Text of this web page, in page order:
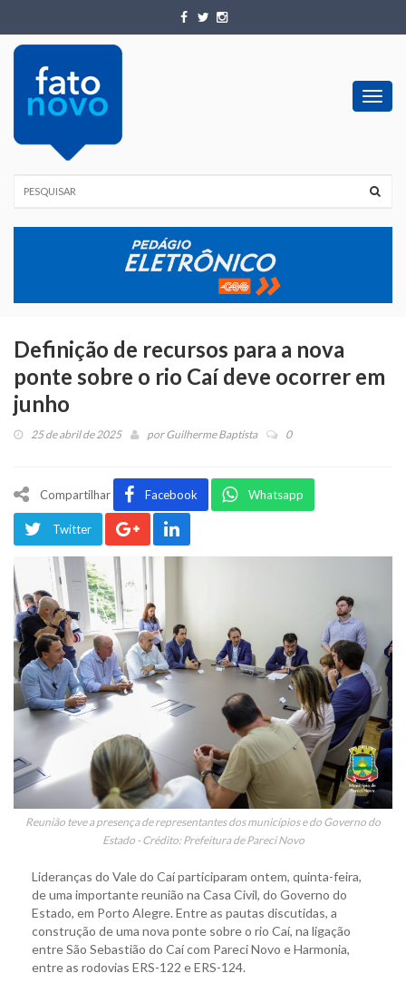
Definição de recursos para a nova
ponte sobre o rio Caí deve ocorrer em
junho
25 de abril de 2025 porGuilherme Baptista 0
Compartilhar Facebook Whatsapp
Twitter
Reunião teve a presença de representantes dos municípios e do Governo do
Estado - Crédito: Prefeitura de Pareci Novo
Lideranças do Vale do Caí participaram ontem, quinta-feira,
de uma importante reunião na Casa Civil, do Governo do
Estado, em Porto Alegre. Entre as pautas discutidas, a
construção de uma nova ponte sobre o rio Caí, na ligação
entre São Sebastião do Caí com Pareci Novo e Harmonia,
entre as rodovias ERS-122 e ERS-124.